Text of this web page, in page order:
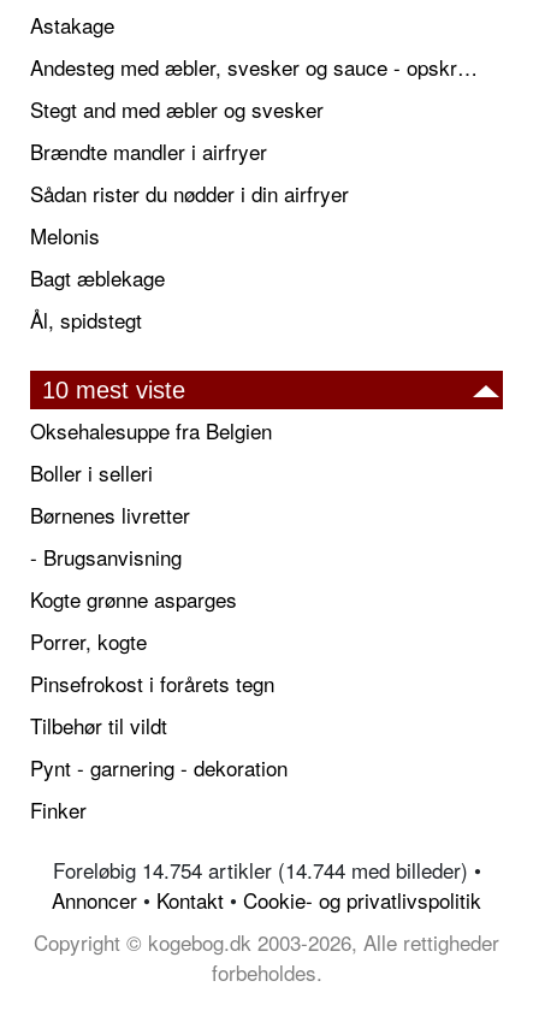
Astakage
Andesteg med æbler, svesker og sauce - opskrift også til jul
Stegt and med æbler og svesker
Brændte mandler i airfryer
Sådan rister du nødder i din airfryer
Melonis
Bagt æblekage
Ål, spidstegt
10 mest viste
Oksehalesuppe fra Belgien
Boller i selleri
Børnenes livretter
- Brugsanvisning
Kogte grønne asparges
Porrer, kogte
Pinsefrokost i forårets tegn
Tilbehør til vildt
Pynt - garnering - dekoration
Finker
Foreløbig 14.754 artikler (14.744 med billeder) •
Annoncer • Kontakt • Cookie- og privatlivspolitik
Copyright © kogebog.dk 2003-2026, Alle rettigheder
forbeholdes.